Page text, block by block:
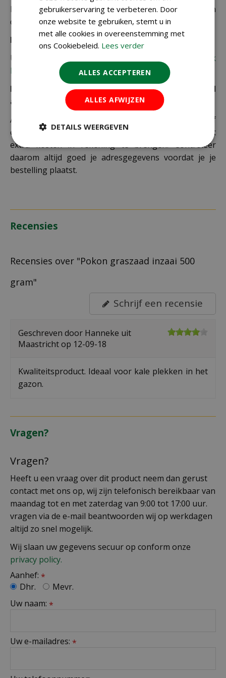
De juiste verzendkosten worden in de laatste stap van
de winkelwagen berekend.
Bezorgkosten overige landen:
Uiteraard verzenden wij ook buiten Nederland,
bekijk
hier de verzendkosten.
Let op: extra kosten bij niet ophalen of verkeerd
adres
Als je je pakket niet ophaalt bij een PostNL-punt of
een verkeerd afleveradres invult, zijn wij genoodzaakt
extra kosten in rekening te brengen. Controleer
daarom altijd goed je adresgegevens voordat je je
bestelling plaatst.
Recensies
Recensies over "Pokon graszaad inzaai 500
gram"
Schrijf een recensie
Geschreven door Hanneke uit
Maastricht op 12-09-18
Kwaliteitsproduct. Ideaal voor kale plekken in het
gazon.
Vragen?
Vragen?
Heeft u een vraag over dit product neem dan gerust
contact met ons op, wij zijn telefonisch bereikbaar van
maandag tot en met zaterdag van 9:00 tot 17:00 uur.
vragen via de e-mail beantwoorden wij op werkdagen
altijd zo snel mogelijk.
Wij slaan uw gegevens secuur op conform onze
privacy policy.
Aanhef: *
Dhr.
Mevr.
Uw naam: *
Uw e-mailadres: *
gebruikerservaring te verbeteren. Door
onze website te gebruiken, stemt u in
met alle cookies in overeenstemming met
ons Cookiebeleid. Lees verder
ALLES ACCEPTEREN
ALLES AFWIJZEN
DETAILS WEERGEVEN